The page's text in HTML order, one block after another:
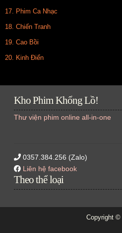
17. Phim Ca Nhạc
18. Chiến Tranh
19. Cao Bồi
20. Kinh Điển
Kho Phim Khổng Lồ!
Thư viện phim online all-in-one
0357.384.256 (Zalo)
Liên hệ facebook
Theo thể loại
Copyright ©